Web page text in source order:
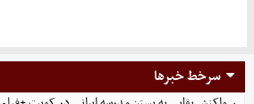
سرخط خبرها